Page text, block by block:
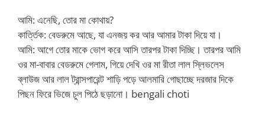
আমি: এনেছি, তোর মা কোথায়?
কার্ত্তিক: বেডরুমে আছে, যা এনজয় কর আর আমার টাকা দিয়ে যা।
আমি: আগে তোর মাকে ভোগ করে আসি তারপর টাকা দিচ্ছি। তারপর আমি
ওর মা-বাবার বেডরুমে গেলাম, গিয়ে দেখি ওর মা রীতা লাল স্লিভলেস
ব্লাউজ আর লাল ট্রান্সপারেন্ট শাড়ি পড়ে আলমারি গোছাচ্ছে দরজার দিকে
পিছন ফিরে ভিজে চুল পিঠে ছড়ানো। bengali choti